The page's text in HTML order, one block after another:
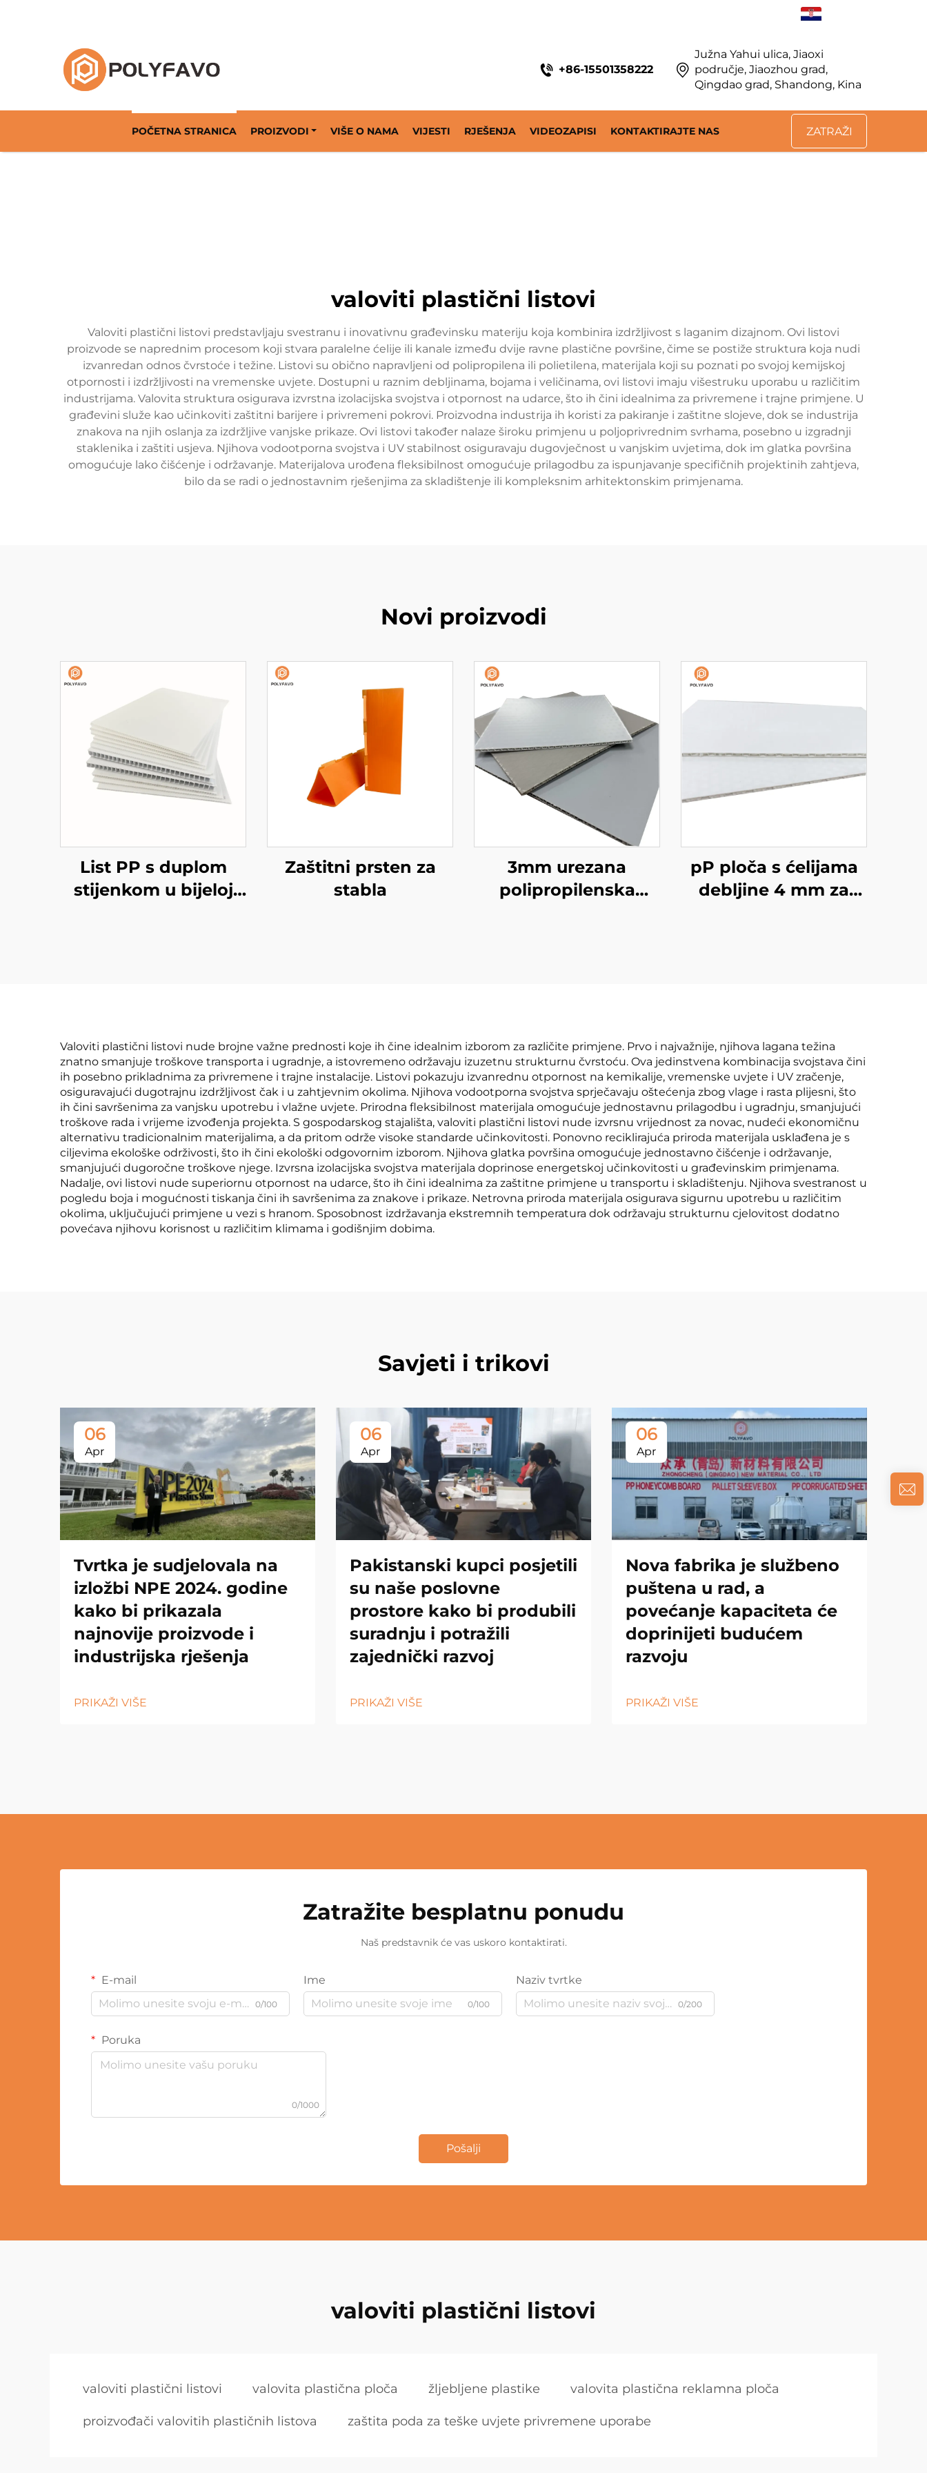
+86-15501358222
Južna Yahui ulica, Jiaoxi
područje, Jiaozhou grad,
Qingdao grad, Shandong, Kina
POČETNA STRANICA PROIZVODI VIŠE O NAMA VIJESTI RJEŠENJA VIDEOZAPISI KONTAKTIRAJTE NAS ZATRAŽI
valoviti plastični listovi
Valoviti plastični listovi predstavljaju svestranu i inovativnu građevinsku materiju koja kombinira izdržljivost s laganim dizajnom. Ovi listovi
proizvode se naprednim procesom koji stvara paralelne ćelije ili kanale između dvije ravne plastične površine, čime se postiže struktura koja nudi
izvanredan odnos čvrstoće i težine. Listovi su obično napravljeni od polipropilena ili polietilena, materijala koji su poznati po svojoj kemijskoj
otpornosti i izdržljivosti na vremenske uvjete. Dostupni u raznim debljinama, bojama i veličinama, ovi listovi imaju višestruku uporabu u različitim
industrijama. Valovita struktura osigurava izvrstna izolacijska svojstva i otpornost na udarce, što ih čini idealnima za privremene i trajne primjene. U
građevini služe kao učinkoviti zaštitni barijere i privremeni pokrovi. Proizvodna industrija ih koristi za pakiranje i zaštitne slojeve, dok se industrija
znakova na njih oslanja za izdržljive vanjske prikaze. Ovi listovi također nalaze široku primjenu u poljoprivrednim svrhama, posebno u izgradnji
staklenika i zaštiti usjeva. Njihova vodootporna svojstva i UV stabilnost osiguravaju dugovječnost u vanjskim uvjetima, dok im glatka površina
omogućuje lako čišćenje i održavanje. Materijalova urođena fleksibilnost omogućuje prilagodbu za ispunjavanje specifičnih projektinih zahtjeva,
bilo da se radi o jednostavnim rješenjima za skladištenje ili kompleksnim arhitektonskim primjenama.
Novi proizvodi
List PP s duplom
stijenkom u bijeloj
Zaštitni prsten za
stabla
3mm urezana
polipropilenska
pP ploča s ćelijama
debljine 4 mm za
Valoviti plastični listovi nude brojne važne prednosti koje ih čine idealnim izborom za različite primjene. Prvo i najvažnije, njihova lagana težina
znatno smanjuje troškove transporta i ugradnje, a istovremeno održavaju izuzetnu strukturnu čvrstoću. Ova jedinstvena kombinacija svojstava čini
ih posebno prikladnima za privremene i trajne instalacije. Listovi pokazuju izvanrednu otpornost na kemikalije, vremenske uvjete i UV zračenje,
osiguravajući dugotrajnu izdržljivost čak i u zahtjevnim okolima. Njihova vodootporna svojstva sprječavaju oštećenja zbog vlage i rasta plijesni, što
ih čini savršenima za vanjsku upotrebu i vlažne uvjete. Prirodna fleksibilnost materijala omogućuje jednostavnu prilagodbu i ugradnju, smanjujući
troškove rada i vrijeme izvođenja projekta. S gospodarskog stajališta, valoviti plastični listovi nude izvrsnu vrijednost za novac, nudeći ekonomičnu
alternativu tradicionalnim materijalima, a da pritom održe visoke standarde učinkovitosti. Ponovno reciklirajuća priroda materijala usklađena je s
ciljevima ekološke održivosti, što ih čini ekološki odgovornim izborom. Njihova glatka površina omogućuje jednostavno čišćenje i održavanje,
smanjujući dugoročne troškove njege. Izvrsna izolacijska svojstva materijala doprinose energetskoj učinkovitosti u građevinskim primjenama.
Nadalje, ovi listovi nude superiornu otpornost na udarce, što ih čini idealnima za zaštitne primjene u transportu i skladištenju. Njihova svestranost u
pogledu boja i mogućnosti tiskanja čini ih savršenima za znakove i prikaze. Netrovna priroda materijala osigurava sigurnu upotrebu u različitim
okolima, uključujući primjene u vezi s hranom. Sposobnost izdržavanja ekstremnih temperatura dok održavaju strukturnu cjelovitost dodatno
povećava njihovu korisnost u različitim klimama i godišnjim dobima.
Savjeti i trikovi
06
Apr
Tvrtka je sudjelovala na
izložbi NPE 2024. godine
kako bi prikazala
najnovije proizvode i
industrijska rješenja
PRIKAŽI VIŠE
06
Apr
Pakistanski kupci posjetili
su naše poslovne
prostore kako bi produbili
suradnju i potražili
zajednički razvoj
PRIKAŽI VIŠE
06
Apr
Nova fabrika je službeno
puštena u rad, a
povećanje kapaciteta će
doprinijeti budućem
razvoju
PRIKAŽI VIŠE
Zatražite besplatnu ponudu
Naš predstavnik će vas uskoro kontaktirati.
E-mail
0/100
Ime
0/100
Naziv tvrtke
0/200
Poruka
0/1000
Pošalji
valoviti plastični listovi
valoviti plastični listovi valovita plastična ploča žljebljene plastike valovita plastična reklamna ploča
proizvođači valovitih plastičnih listova zaštita poda za teške uvjete privremene uporabe